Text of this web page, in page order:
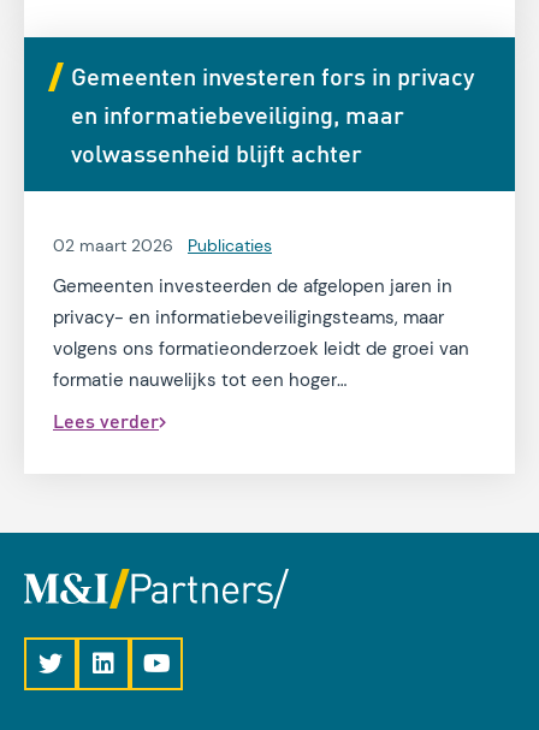
Gemeenten investeren fors in privacy
en informatiebeveiliging, maar
volwassenheid blijft achter
02 maart 2026 Publicaties
Gemeenten investeerden de afgelopen jaren in
privacy- en informatiebeveiligingsteams, maar
volgens ons formatieonderzoek leidt de groei van
formatie nauwelijks tot een hoger
volwassenheidsniveau.
Lees verder